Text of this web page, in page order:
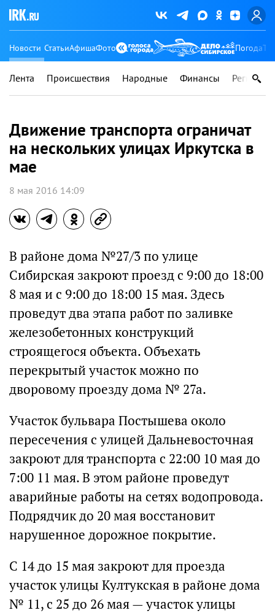
Новости СтатьиАфишаФото Погода
Лента Происшествия Народные Финансы Регионы
Движение транспорта ограничат
на нескольких улицах Иркутска в
мае
8 мая 2016 14:09
В районе дома №27/3 по улице
Сибирская закроют проезд с 9:00 до 18:00
8 мая и с 9:00 до 18:00 15 мая. Здесь
проведут два этапа работ по заливке
железобетонных конструкций
строящегося объекта. Объехать
перекрытый участок можно по
дворовому проезду дома № 27а.
Участок бульвара Постышева около
пересечения с улицей Дальневосточная
закроют для транспорта с 22:00 10 мая до
7:00 11 мая. В этом районе проведут
аварийные работы на сетях водопровода.
Подрядчик до 20 мая восстановит
нарушенное дорожное покрытие.
С 14 до 15 мая закроют для проезда
участок улицы Култукская в районе дома
№ 11, с 25 до 26 мая — участок улицы